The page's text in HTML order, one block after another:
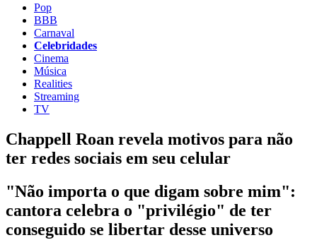
Pop
BBB
Carnaval
Celebridades
Cinema
Música
Realities
Streaming
TV
Chappell Roan revela motivos para não
ter redes sociais em seu celular
"Não importa o que digam sobre mim":
cantora celebra o "privilégio" de ter
conseguido se libertar desse universo